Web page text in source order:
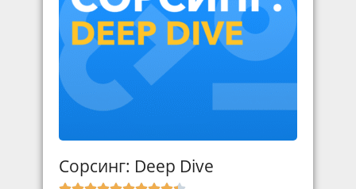
Сорсинг: Deep Dive